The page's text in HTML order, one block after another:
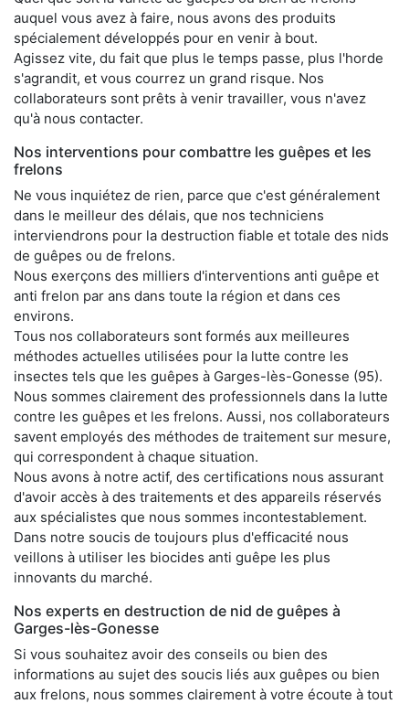
auquel vous avez à faire, nous avons des produits
spécialement développés pour en venir à bout.
Agissez vite, du fait que plus le temps passe, plus l'horde
s'agrandit, et vous courrez un grand risque. Nos
collaborateurs sont prêts à venir travailler, vous n'avez
qu'à nous contacter.
Nos interventions pour combattre les guêpes et les
frelons
Ne vous inquiétez de rien, parce que c'est généralement
dans le meilleur des délais, que nos techniciens
interviendrons pour la destruction fiable et totale des nids
de guêpes ou de frelons.
Nous exerçons des milliers d'interventions anti guêpe et
anti frelon par ans dans toute la région et dans ces
environs.
Tous nos collaborateurs sont formés aux meilleures
méthodes actuelles utilisées pour la lutte contre les
insectes tels que les guêpes à Garges-lès-Gonesse (95).
Nous sommes clairement des professionnels dans la lutte
contre les guêpes et les frelons. Aussi, nos collaborateurs
savent employés des méthodes de traitement sur mesure,
qui correspondent à chaque situation.
Nous avons à notre actif, des certifications nous assurant
d'avoir accès à des traitements et des appareils réservés
aux spécialistes que nous sommes incontestablement.
Dans notre soucis de toujours plus d'efficacité nous
veillons à utiliser les biocides anti guêpe les plus
innovants du marché.
Nos experts en destruction de nid de guêpes à
Garges-lès-Gonesse
Si vous souhaitez avoir des conseils ou bien des
informations au sujet des soucis liés aux guêpes ou bien
aux frelons, nous sommes clairement à votre écoute à tout